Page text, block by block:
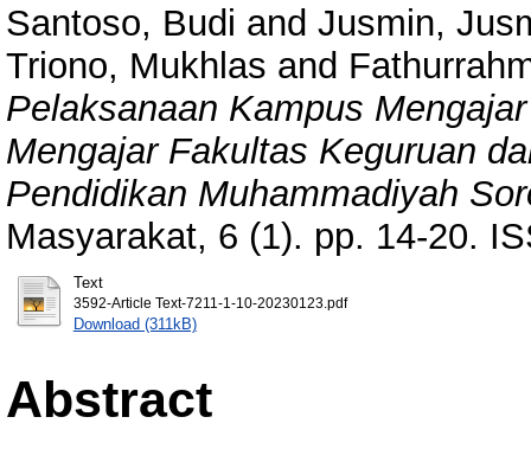
Santoso, Budi and Jusmin,
Triono, Mukhlas and
Pelaksanaan Kampus
Mengajar Fakultas Keguruan
Pendidikan Muhammadiyah
Masyarakat, 6 (1). pp. 14-20.
Text
3592-Article Text-7211-1-10-20230123.pdf
Download (311kB)
Abstract